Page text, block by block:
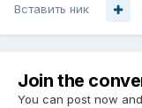
Вставить ник
Join the
You can post now